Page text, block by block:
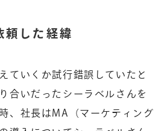
頼した経緯
ていくか試行錯誤していたと
合いだったシーラベルさんを
、社長はMA（マーケティング